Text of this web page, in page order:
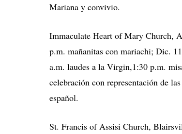
Mariana y convivio.
Immaculate Heart of Mary Church,
p.m. mañanitas con mariachi; Dic.
a.m. laudes a la Virgin,1:30 p.m.
celebración con representación de
español.
St. Francis of Assisi Church,